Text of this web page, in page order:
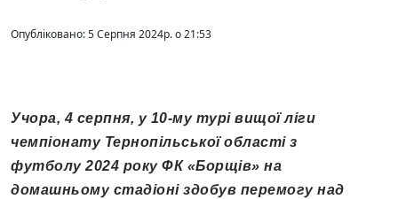
Опубліковано: 5 Серпня 2024р. о 21:53
Учора, 4 серпня, у 10-му турі вищої ліги
чемпіонату Тернопільської області з
футболу 2024 року ФК «Борщів» на
домашньому стадіоні здобув перемогу над